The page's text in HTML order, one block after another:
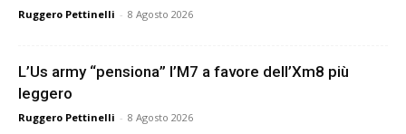
Ruggero Pettinelli - 8 Agosto 2026
L’Us army “pensiona” l’M7 a favore dell’Xm8 più
leggero
Ruggero Pettinelli - 8 Agosto 2026